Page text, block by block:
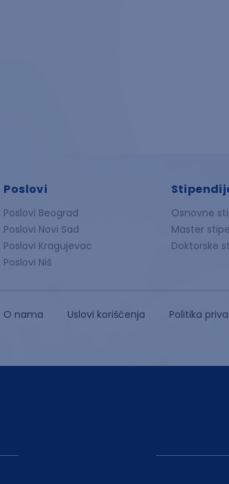
Poslovi
Poslovi Beograd
Poslovi Novi Sad
Poslovi Kragujevac
Poslovi Niš
Osnovne
Master
Doktorske
O nama Uslovi korišćenja Politika